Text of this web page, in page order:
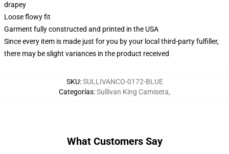
drapey
Loose flowy fit
Garment fully constructed and printed in the USA
Since every item is made just for you by your local third-party fulfiller,
there may be slight variances in the product received
SKU:SULLIVANCO-0172-BLUE
Categorías:Sullivan King Camiseta,
What Customers Say